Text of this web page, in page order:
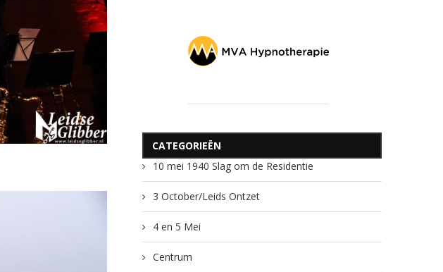
CATEGORIEËN
10 mei 1940 Slag om de Residentie
3 October/Leids Ontzet
4 en 5 Mei
Centrum